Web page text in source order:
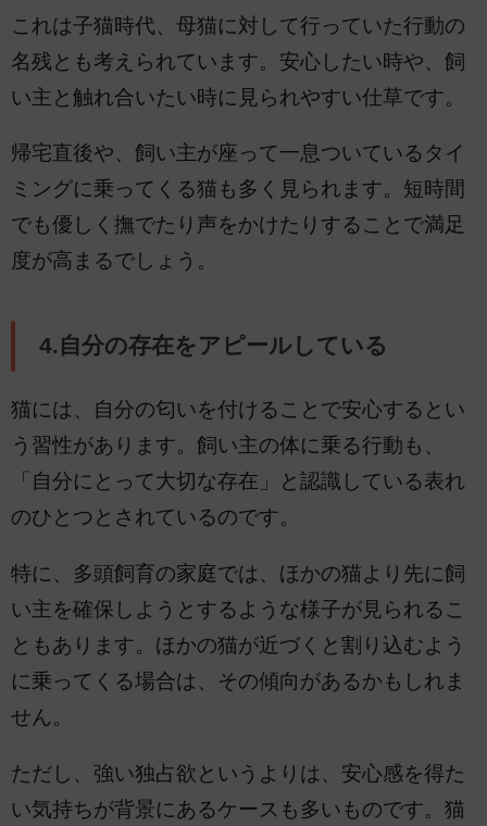
これは子猫時代、母猫に対して行っていた行動の
名残とも考えられています。安心したい時や、飼
い主と触れ合いたい時に見られやすい仕草です。
帰宅直後や、飼い主が座って一息ついているタイ
ミングに乗ってくる猫も多く見られます。短時間
でも優しく撫でたり声をかけたりすることで満足
度が高まるでしょう。
4.自分の存在をアピールしている
猫には、自分の匂いを付けることで安心するとい
う習性があります。飼い主の体に乗る行動も、
「自分にとって大切な存在」と認識している表れ
のひとつとされているのです。
特に、多頭飼育の家庭では、ほかの猫より先に飼
い主を確保しようとするような様子が見られるこ
ともあります。ほかの猫が近づくと割り込むよう
に乗ってくる場合は、その傾向があるかもしれま
せん。
ただし、強い独占欲というよりは、安心感を得た
い気持ちが背景にあるケースも多いものです。猫